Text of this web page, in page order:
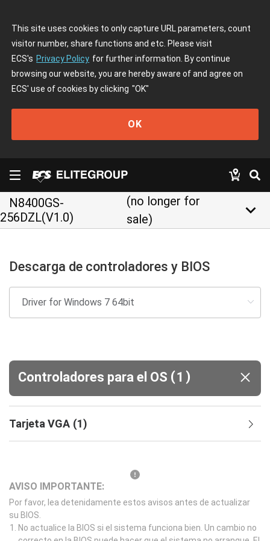
This site uses cookies to only capture URL parameters, count
visitor number, share functions and etc. Please visit
ECS's Privacy Policy for further information. By continue
browsing our website, you are hereby aware of and agree on
ECS' use of cookies by clicking "OK"
OK
N8400GS-
256DZL(V1.0)
(no longer for
sale)
keyboard_arrow_down
Descarga de controladores y BIOS
Controladores para el OS (1 )
Tarjeta VGA (1)
AVISO IMPORTANTE:
Por favor, lea detenidamente estos avisos antes de actualizar
su BIOS.
No actualice la BIOS si el sistema funciona bien. Un cambio no